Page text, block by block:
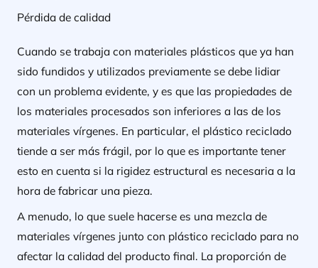
Pérdida de calidad
Cuando se trabaja con materiales plásticos que ya han
sido fundidos y utilizados previamente se debe lidiar
con un problema evidente, y es que las propiedades de
los materiales procesados son inferiores a las de los
materiales vírgenes. En particular, el plástico reciclado
tiende a ser más frágil, por lo que es importante tener
esto en cuenta si la rigidez estructural es necesaria a la
hora de fabricar una pieza.
A menudo, lo que suele hacerse es una mezcla de
materiales vírgenes junto con plástico reciclado para no
afectar la calidad del producto final. La proporción de